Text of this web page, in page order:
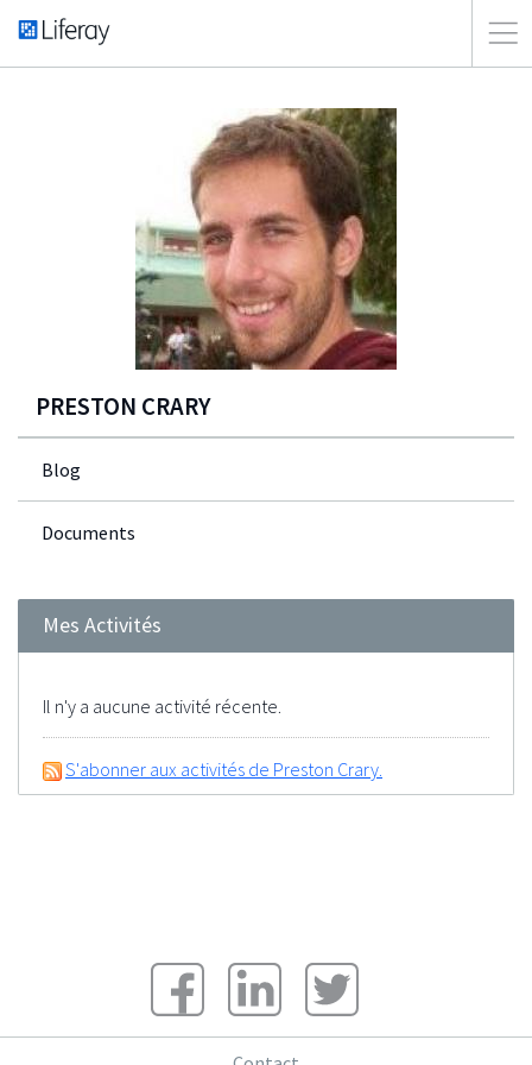
PRESTON CRARY
Blog
Documents
Mes Activités
Il n'y a aucune activité récente.
S'abonner aux activités de Preston Crary.